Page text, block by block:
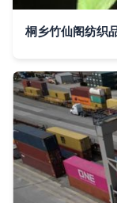
桐乡竹仙阁纺织